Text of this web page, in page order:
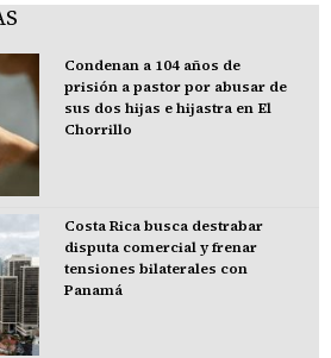
Condenan a 104 años de
prisión a pastor por abusar de
sus dos hijas e hijastra en El
Chorrillo
Costa Rica busca destrabar
disputa comercial y frenar
tensiones bilaterales con
Panamá